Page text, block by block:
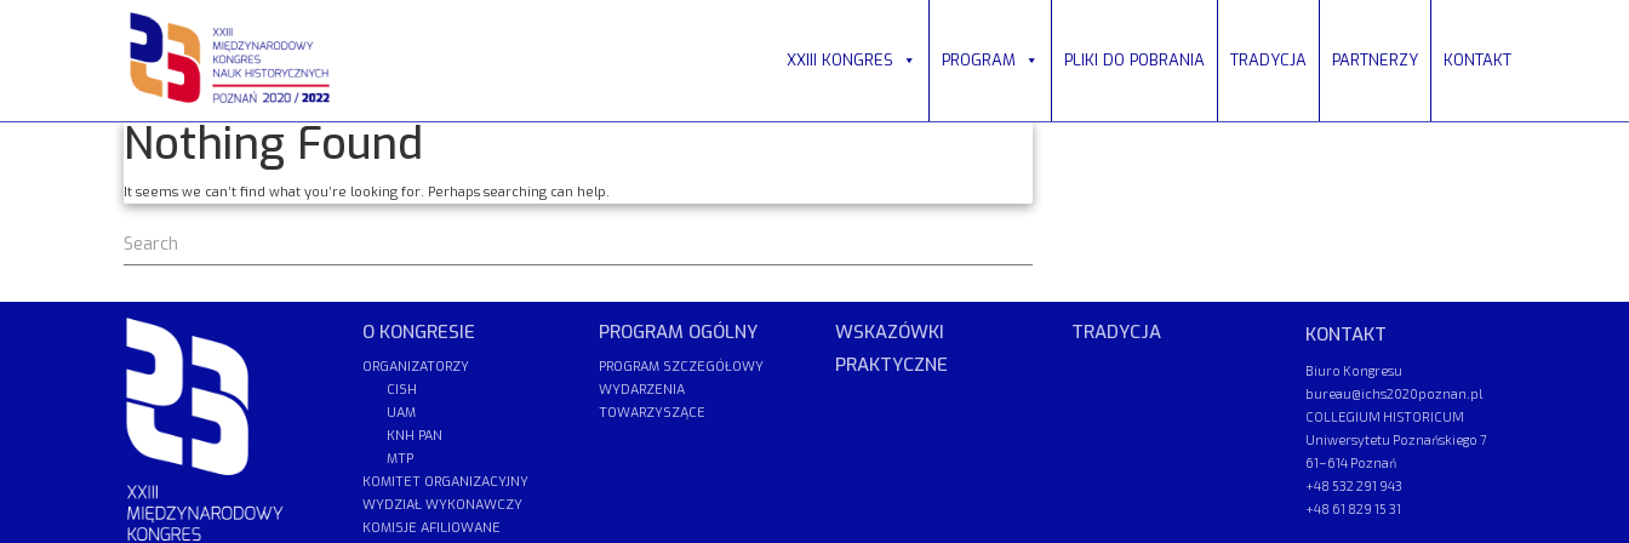
XXIII KONGRES PROGRAM PLIKI DO POBRANIA TRADYCJA PARTNERZY KONTAKT
Nothing Found
It seems we can’t find what you’re looking for. Perhaps searching can help.
O KONGRESIE
ORGANIZATORZY
CISH
UAM
KNH PAN
MTP
KOMITET ORGANIZACYJNY
WYDZIAŁ WYKONAWCZY
KOMISJE AFILIOWANE
PROGRAM OGÓLNY
PROGRAM SZCZEGÓŁOWY
WYDARZENIA
TOWARZYSZĄCE
WSKAZÓWKI
PRAKTYCZNE
TRADYCJA KONTAKT
Biuro Kongresu
bureau@ichs2020poznan.pl
COLLEGIUM HISTORICUM
Uniwersytetu Poznańskiego 7
61–614 Poznań
+48 532 291 943
+48 61 829 15 31